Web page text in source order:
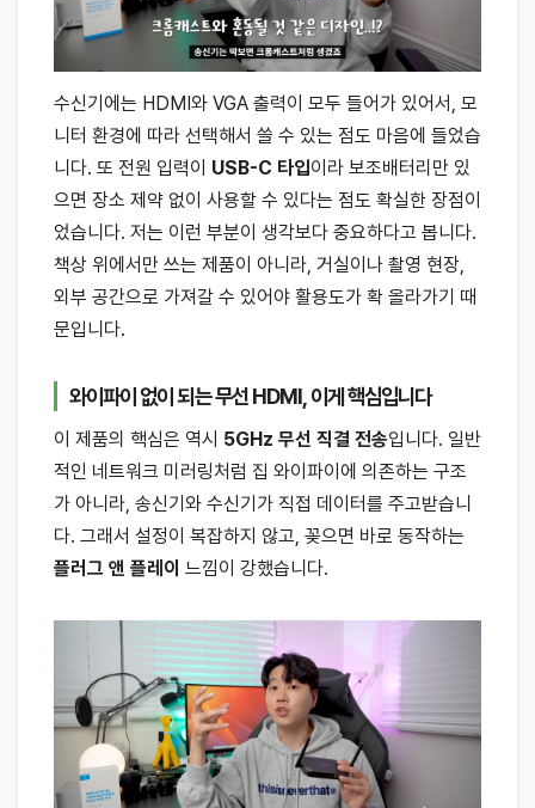
수신기에는 HDMI와 VGA 출력이 모두 들어가 있어서, 모
니터 환경에 따라 선택해서 쓸 수 있는 점도 마음에 들었습
니다. 또 전원 입력이 USB-C 타입이라 보조배터리만 있
으면 장소 제약 없이 사용할 수 있다는 점도 확실한 장점이
었습니다. 저는 이런 부분이 생각보다 중요하다고 봅니다.
책상 위에서만 쓰는 제품이 아니라, 거실이나 촬영 현장,
외부 공간으로 가져갈 수 있어야 활용도가 확 올라가기 때
문입니다.
와이파이 없이 되는 무선 HDMI, 이게 핵심입니다
이 제품의 핵심은 역시 5GHz 무선 직결 전송입니다. 일반
적인 네트워크 미러링처럼 집 와이파이에 의존하는 구조
가 아니라, 송신기와 수신기가 직접 데이터를 주고받습니
다. 그래서 설정이 복잡하지 않고, 꽂으면 바로 동작하는
플러그 앤 플레이 느낌이 강했습니다.